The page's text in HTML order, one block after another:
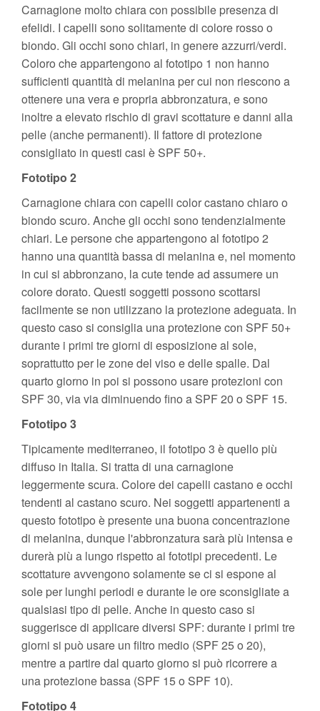
Carnagione molto chiara con possibile presenza di
efelidi. I capelli sono solitamente di colore rosso o
biondo. Gli occhi sono chiari, in genere azzurri/verdi.
Coloro che appartengono al fototipo 1 non hanno
sufficienti quantità di melanina per cui non riescono a
ottenere una vera e propria abbronzatura, e sono
inoltre a elevato rischio di gravi scottature e danni alla
pelle (anche permanenti). Il fattore di protezione
consigliato in questi casi è SPF 50+.
Fototipo 2
Carnagione chiara con capelli color castano chiaro o
biondo scuro. Anche gli occhi sono tendenzialmente
chiari. Le persone che appartengono al fototipo 2
hanno una quantità bassa di melanina e, nel momento
in cui si abbronzano, la cute tende ad assumere un
colore dorato. Questi soggetti possono scottarsi
facilmente se non utilizzano la protezione adeguata. In
questo caso si consiglia una protezione con SPF 50+
durante i primi tre giorni di esposizione al sole,
soprattutto per le zone del viso e delle spalle. Dal
quarto giorno in poi si possono usare protezioni con
SPF 30, via via diminuendo fino a SPF 20 o SPF 15.
Fototipo 3
Tipicamente mediterraneo, il fototipo 3 è quello più
diffuso in Italia. Si tratta di una carnagione
leggermente scura. Colore dei capelli castano e occhi
tendenti al castano scuro. Nei soggetti appartenenti a
questo fototipo è presente una buona concentrazione
di melanina, dunque l'abbronzatura sarà più intensa e
durerà più a lungo rispetto ai fototipi precedenti. Le
scottature avvengono solamente se ci si espone al
sole per lunghi periodi e durante le ore sconsigliate a
qualsiasi tipo di pelle. Anche in questo caso si
suggerisce di applicare diversi SPF: durante i primi tre
giorni si può usare un filtro medio (SPF 25 o 20),
mentre a partire dal quarto giorno si può ricorrere a
una protezione bassa (SPF 15 o SPF 10).
Fototipo 4